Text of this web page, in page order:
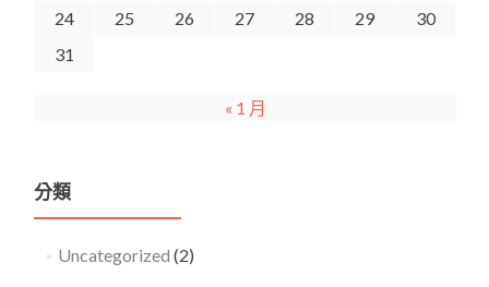
24
25 26 27 28 29
30
31
« 1 月
分類
Uncategorized (2)